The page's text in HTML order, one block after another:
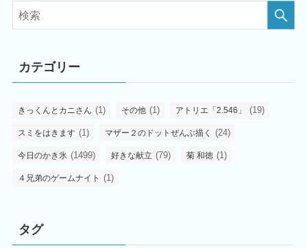
カテゴリー
きっくんとカニさん (1) その他 (1) アトリエ「2.546」 (19)
スミをはきます (1) マザー２のドットぜんぶ描く (24)
今日のかき氷 (1499) 好きな献立 (79) 菊 和徳 (1)
４兄弟のゲームナイト (1)
タグ